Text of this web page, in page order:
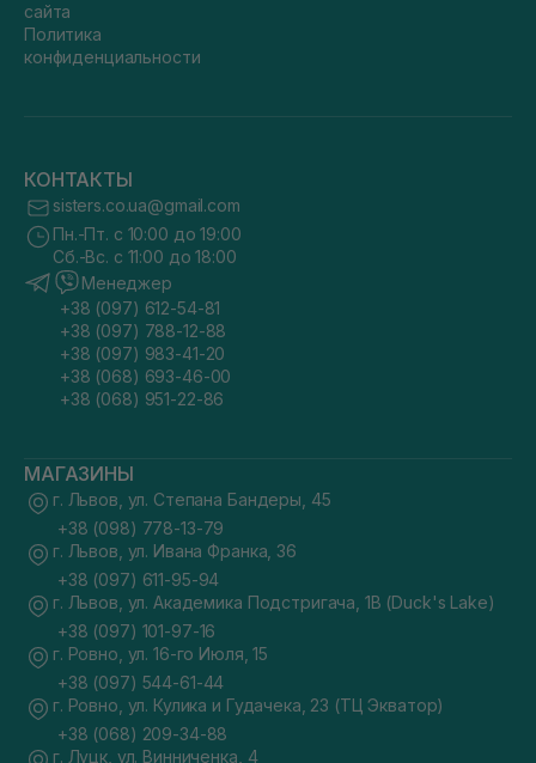
сайта
Политика
конфиденциальности
КОНТАКТЫ
sisters.co.ua@gmail.com
Пн.-Пт. с 10:00 до 19:00
Сб.-Вс. с 11:00 до 18:00
Менеджер
+38 (097) 612-54-81
+38 (097) 788-12-88
+38 (097) 983-41-20
+38 (068) 693-46-00
+38 (068) 951-22-86
МАГАЗИНЫ
г. Львов, ул. Степана Бандеры, 45
+38 (098) 778-13-79
г. Львов, ул. Ивана Франка, 36
+38 (097) 611-95-94
г. Львов, ул. Академика Подстригача, 1В (Duck's Lake)
+38 (097) 101-97-16
г. Ровно, ул. 16-го Июля, 15
+38 (097) 544-61-44
г. Ровно, ул. Кулика и Гудачека, 23 (ТЦ Экватор)
+38 (068) 209-34-88
г. Луцк, ул. Винниченка, 4